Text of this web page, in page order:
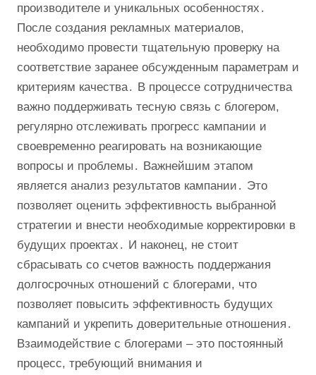
производителе и уникальных особенностях․
После создания рекламных материалов,
необходимо провести тщательную проверку на
соответствие заранее обсужденным параметрам и
критериям качества․ В процессе сотрудничества
важно поддерживать тесную связь с блогером,
регулярно отслеживать прогресс кампании и
своевременно реагировать на возникающие
вопросы и проблемы․ Важнейшим этапом
является анализ результатов кампании․ Это
позволяет оценить эффективность выбранной
стратегии и внести необходимые корректировки в
будущих проектах․ И наконец, не стоит
сбрасывать со счетов важность поддержания
долгосрочных отношений с блогерами, что
позволяет повысить эффективность будущих
кампаний и укрепить доверительные отношения․
Взаимодействие с блогерами – это постоянный
процесс, требующий внимания и